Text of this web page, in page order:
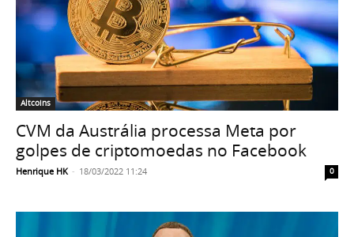
Altcoins
CVM da Austrália processa Meta por
golpes de criptomoedas no Facebook
Henrique HK - 18/03/2022 11:24 0